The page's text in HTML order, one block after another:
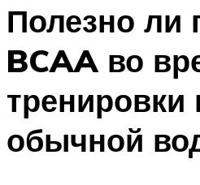
Полезно ли
BCAA во
тренировки
обычной